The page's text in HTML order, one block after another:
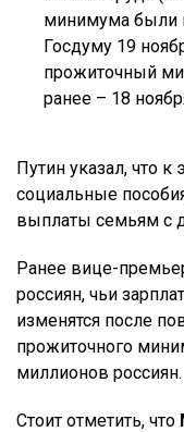
минимума были
Госдуму 19
прожиточный
ранее – 18
Путин указал, что
социальные
выплаты семьям с
Ранее вице-
россиян, чьи
изменятся после
прожиточного
миллионов россиян.
Стоит отметить, что